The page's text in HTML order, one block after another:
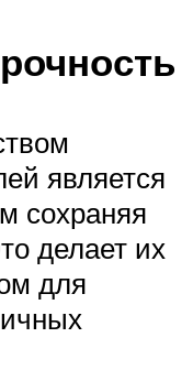
является
сохраняя
делает их
для